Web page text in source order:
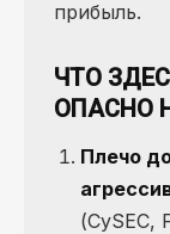
прибыль.
ЧТО
ОПАСНО
Плечо
(CySEC,